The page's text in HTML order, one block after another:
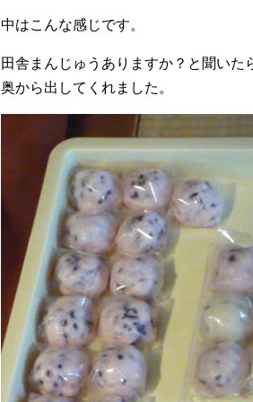
中はこんな感じです。
田舎まんじゅうありますか？と聞いた
奥から出してくれました。